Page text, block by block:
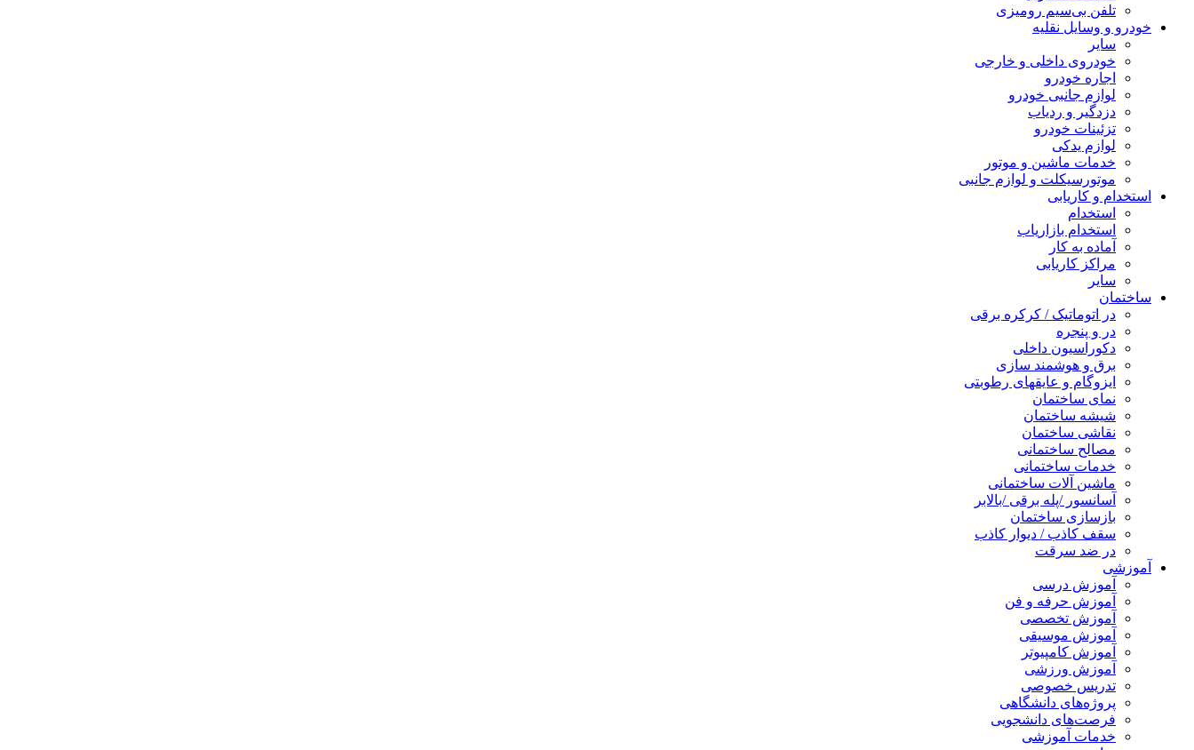
تلفن بی‌سیم رومیزی
خودرو و وسایل نقلیه
سایر
خودروی داخلی و خارجی
اجاره خودرو
لوازم جانبی خودرو
دزدگیر و ردیاب
تزئینات خودرو
لوازم یدکی
خدمات ماشین و موتور
موتورسیکلت و لوازم جانبی
استخدام و کاریابی
استخدام
استخدام بازاریاب
آماده به کار
مراکز کاریابی
سایر
ساختمان
در اتوماتیک / کرکره برقی
در و پنجره
دکوراسیون داخلی
برق و هوشمند سازی
ایزوگام و عایقهای رطوبتی
نمای ساختمان
شیشه ساختمان
نقاشی ساختمان
مصالح ساختمانی
خدمات ساختمانی
ماشین آلات ساختمانی
آسانسور /پله برقی /بالابر
بازسازی ساختمان
سقف کاذب / دیوار کاذب
در ضد سرقت
آموزشی
آموزش درسی
آموزش حرفه و فن
آموزش تخصصی
آموزش موسیقی
آموزش کامپیوتر
آموزش ورزشی
تدریس خصوصی
پروژه‌های دانشگاهی
فرصت‌های دانشجویی
خدمات آموزشی